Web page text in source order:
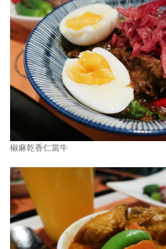
椒麻乾香仁當牛